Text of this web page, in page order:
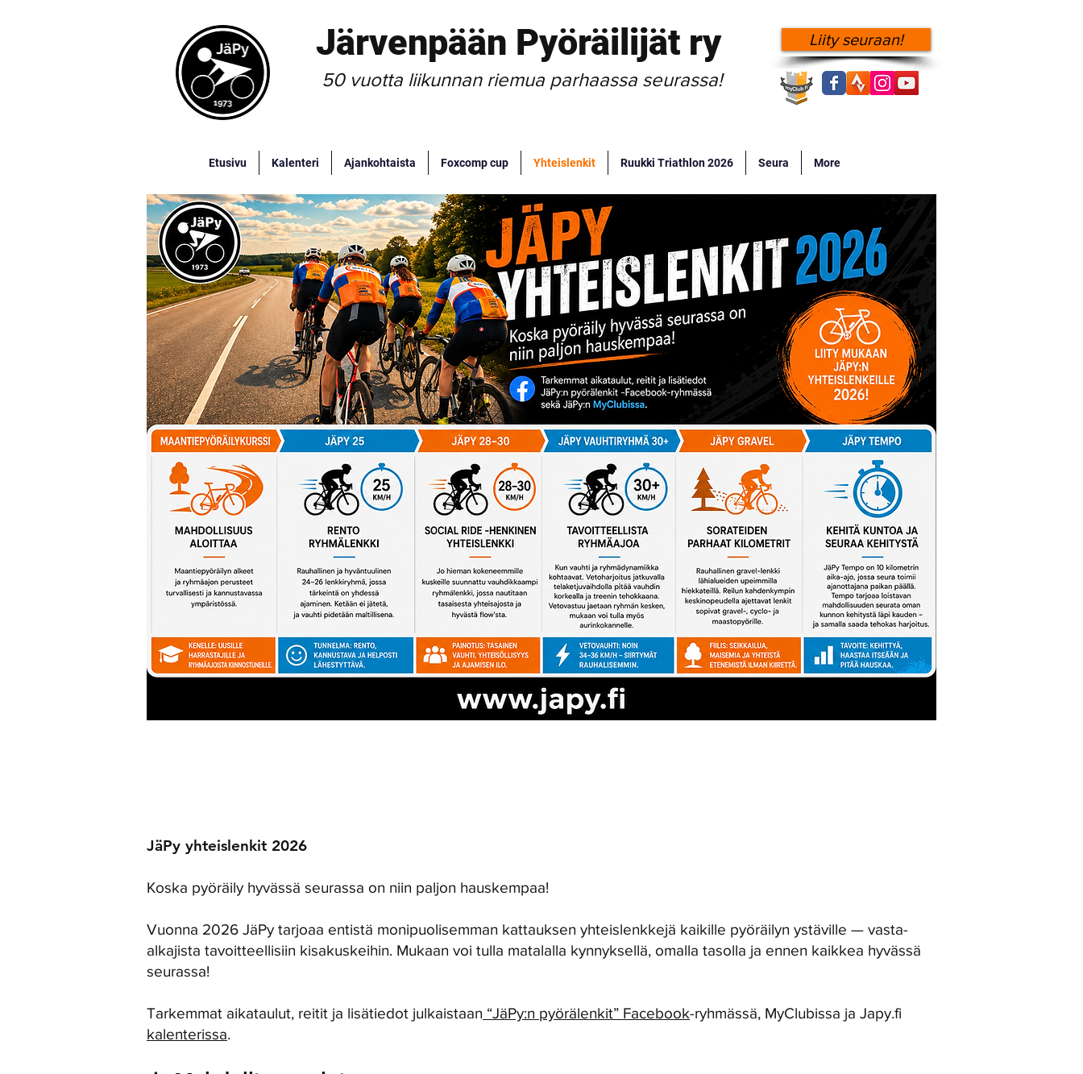
Järvenpään Pyöräilijät ry
50 vuotta liikunnan riemua parhaassa seurassa!
Liity seuraan!
Etusivu Kalenteri Ajankohtaista Foxcomp cup Yhteislenkit Ruukki Triathlon 2026 Seura More
JäPy yhteislenkit 2026
Koska pyöräily hyvässä seurassa on niin paljon hauskempaa!
Vuonna 2026 JäPy tarjoaa entistä monipuolisemman kattauksen yhteislenkkejä kaikille pyöräilyn ystäville — vasta-
alkajista tavoitteellisiin kisakuskeihin. Mukaan voi tulla matalalla kynnyksellä, omalla tasolla ja ennen kaikkea hyvässä
seurassa!
Tarkemmat aikataulut, reitit ja lisätiedot julkaistaan “JäPy:n pyörälenkit” Facebook-ryhmässä, MyClubissa ja Japy.fi
kalenterissa.